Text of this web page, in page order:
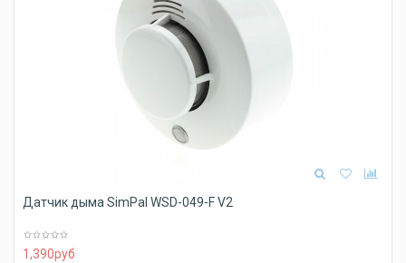
Датчик дыма SimPal WSD-049-F V2
1,390руб